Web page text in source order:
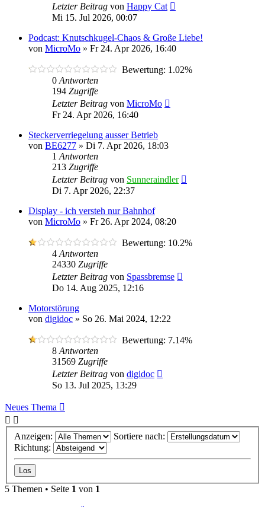
Letzter Beitrag von Happy Cat
Mi 15. Jul 2026, 00:07
Podcast: Knutschkugel-Chaos & Große Liebe!
von MicroMo » Fr 24. Apr 2026, 16:40
Bewertung: 1.02%
0 Antworten
194 Zugriffe
Letzter Beitrag von MicroMo
Fr 24. Apr 2026, 16:40
Steckerverriegelung ausser Betrieb
von BE6277 » Di 7. Apr 2026, 18:03
1 Antworten
213 Zugriffe
Letzter Beitrag von Sunneraindler
Di 7. Apr 2026, 22:37
Display - ich versteh nur Bahnhof
von MicroMo » Fr 26. Apr 2024, 08:20
Bewertung: 10.2%
4 Antworten
24330 Zugriffe
Letzter Beitrag von Spassbremse
Do 14. Aug 2025, 12:16
Motorstörung
von digidoc » So 26. Mai 2024, 12:22
Bewertung: 7.14%
8 Antworten
31569 Zugriffe
Letzter Beitrag von digidoc
So 13. Jul 2025, 13:29
Neues Thema
Anzeigen:
Sortiere nach:
Richtung:
5 Themen • Seite 1 von 1